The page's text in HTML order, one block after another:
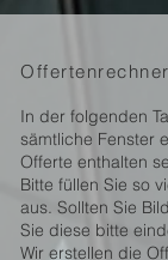
In der folgenden
sämtliche Fenster
Offerte enthalten
Bitte füllen Sie so
aus. Sollten Sie
Sie diese bitte
Wir erstellen die